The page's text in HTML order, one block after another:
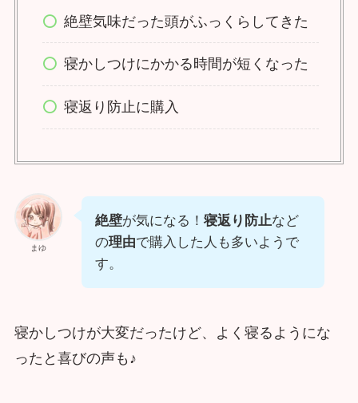
絶壁気味だった頭がふっくらしてきた
寝かしつけにかかる時間が短くなった
寝返り防止に購入
まゆ
絶壁が気になる！ 寝返り防止など
の理由で購入した人も多いようで
す。
寝かしつけが大変だったけど、よく寝るようにな
ったと喜びの声も♪